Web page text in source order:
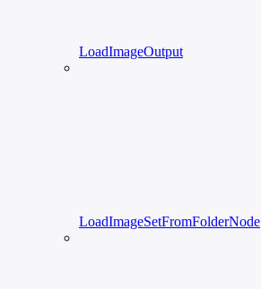
LoadImageOutput
LoadImageSetFromFolderNode